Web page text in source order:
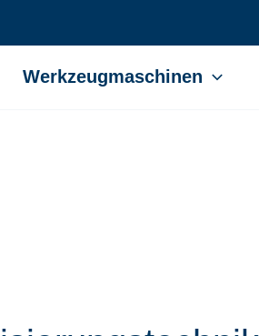
Werkzeugmaschinen